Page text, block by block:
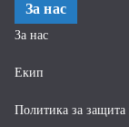
За нас
За нас
Екип
Политика за